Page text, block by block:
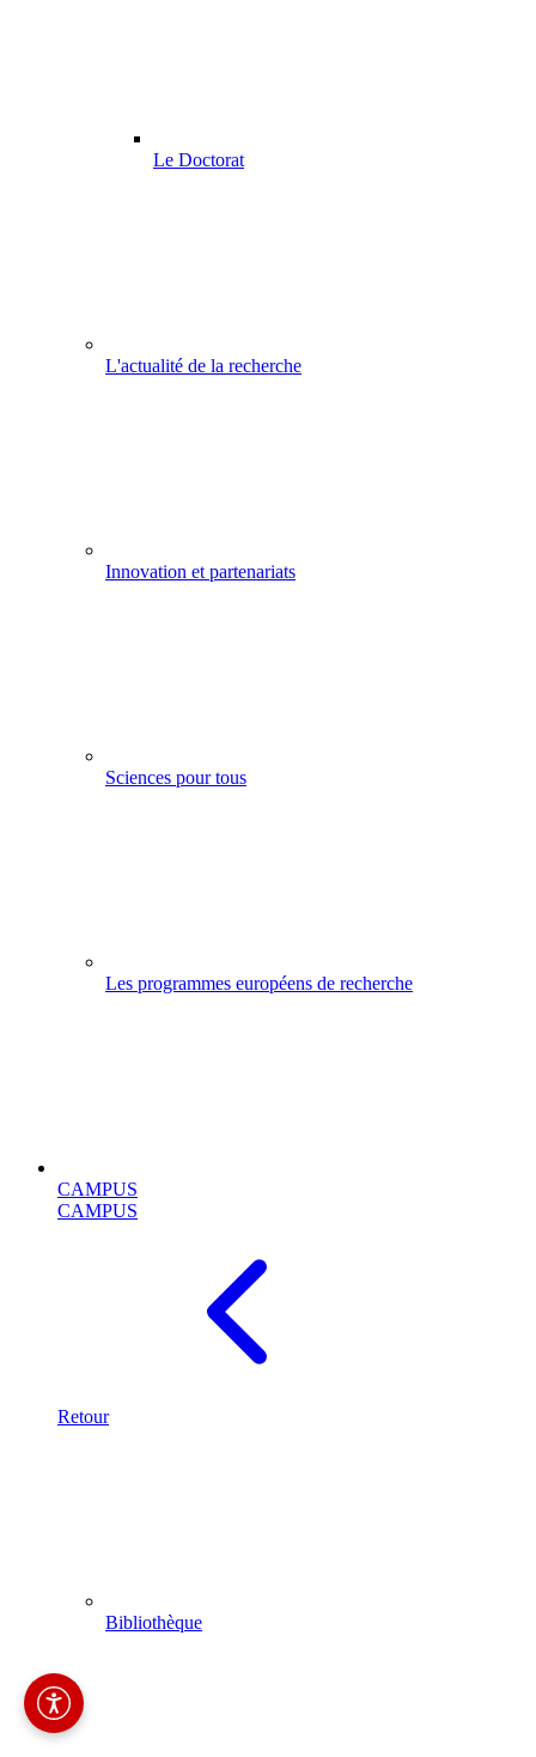
Le Doctorat
L'actualité de la recherche
Innovation et partenariats
Sciences pour tous
Les programmes européens de recherche
CAMPUS
CAMPUS
Retour
Bibliothèque